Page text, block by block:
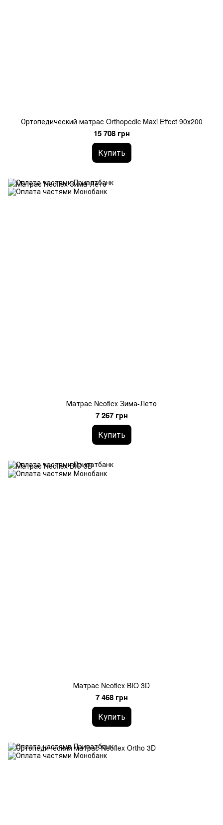
Ортопедический матрас Orthopedic Maxi Effect 90х200
15 708 грн
Купить
Матрас Neoflex Зима-Лето
7 267 грн
Купить
Матрас Neoflex BIO 3D
7 468 грн
Купить